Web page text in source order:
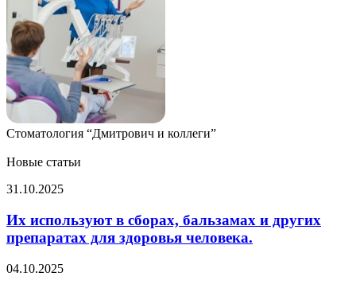
Стоматология “Дмитрович и коллеги”
Новые статьи
Их
в
сборах,
бальзамах
других
31.10.2025
Их используют в сборах, бальзамах и других
препаратах для здоровья человека.
Ученые
04.10.2025